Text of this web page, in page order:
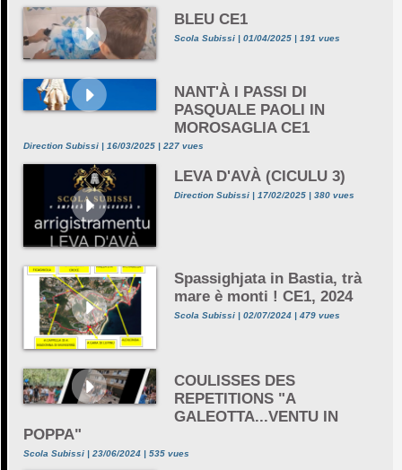
BLEU CE1
Scola Subissi | 01/04/2025 | 191 vues
NANT'À I PASSI DI
PASQUALE PAOLI IN
MOROSAGLIA CE1
Direction Subissi | 16/03/2025 | 227 vues
LEVA D'AVÀ (CICULU 3)
Direction Subissi | 17/02/2025 | 380 vues
Spassighjata in Bastia, trà
mare è monti ! CE1, 2024
Scola Subissi | 02/07/2024 | 479 vues
COULISSES DES
REPETITIONS "A
GALEOTTA...VENTU IN
POPPA"
Scola Subissi | 23/06/2024 | 535 vues